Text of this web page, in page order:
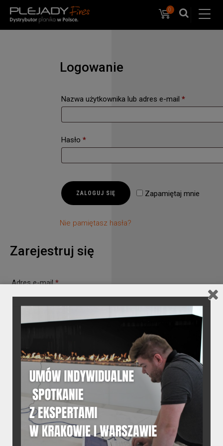
Home
Koszyk
0
Logowanie
Nazwa użytkownika lub adres e-mail *Wymagane
Hasło *Wymagane
Zapamiętaj mnie
ZALOGUJ SIĘ
Nie pamiętasz hasła?
Zarejestruj się
Adres e-mail*Wymagane
Hasło*Wymagane
Twoje dane osobowe zostaną użyte do obsługi twojej wizyty na
naszej stronie, zarządzania dostępem do twojego konta i dla
innych celów o których mówi naszapolityka prywatności
ZAREJESTRUJ SIĘ